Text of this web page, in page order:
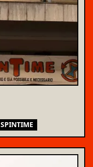
SPINTIME